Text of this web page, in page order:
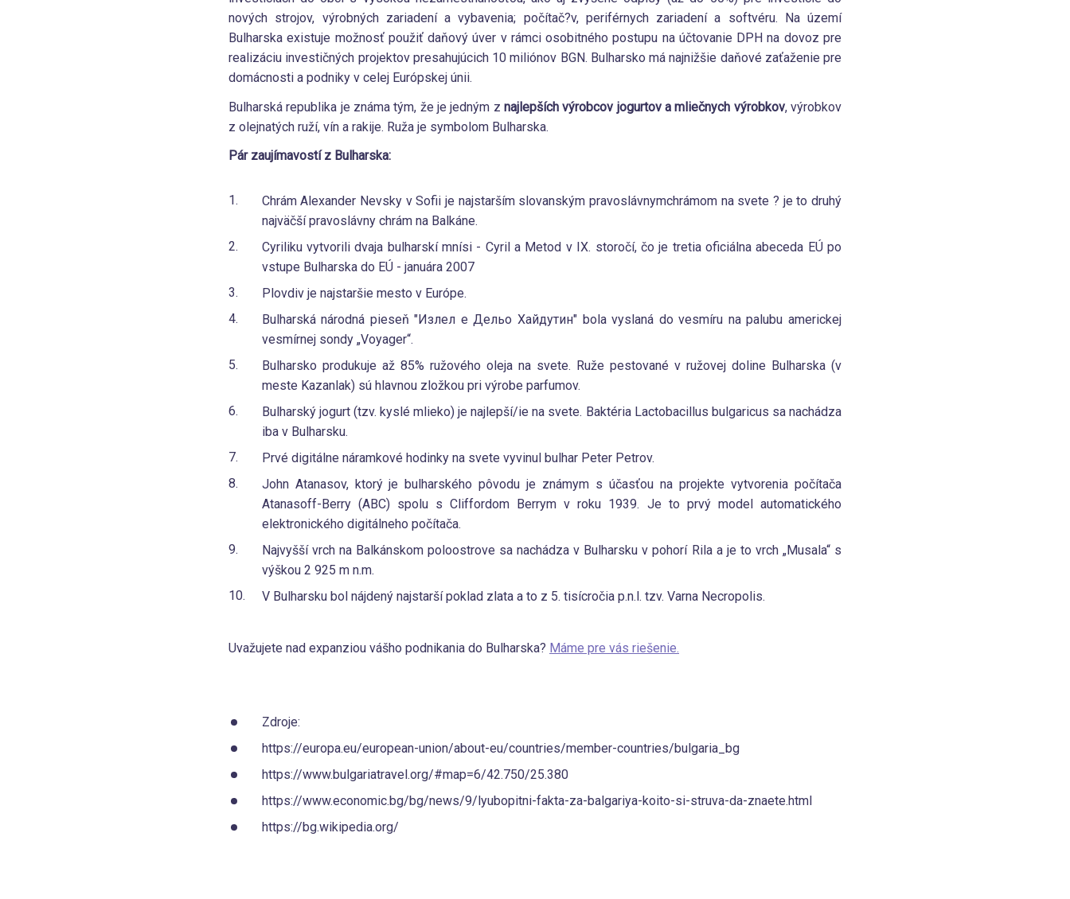
nových strojov, výrobných zariadení a vybavenia; počítač?v, periférnych zariadení a softvéru. Na území
Bulharska existuje možnosť použiť daňový úver v rámci osobitného postupu na účtovanie DPH na dovoz pre
realizáciu investičných projektov presahujúcich 10 miliónov BGN. Bulharsko má najnižšie daňové zaťaženie pre
domácnosti a podniky v celej Európskej únii.
Bulharská republika je známa tým, že je jedným z najlepších výrobcov jogurtov a mliečnych výrobkov, výrobkov
z olejnatých ruží, vín a rakije. Ruža je symbolom Bulharska.
Pár zaujímavostí z Bulharska:
Chrám Alexander Nevsky v Sofii je najstarším slovanským pravoslávnymchrámom na svete ? je to druhý
najväčší pravoslávny chrám na Balkáne.
Cyriliku vytvorili dvaja bulharskí mnísi - Cyril a Metod v IX. storočí, čo je tretia oficiálna abeceda EÚ po
vstupe Bulharska do EÚ - januára 2007
Plovdiv je najstaršie mesto v Európe.
Bulharská národná pieseň "Излел е Дельо Хайдутин" bola vyslaná do vesmíru na palubu americkej
vesmírnej sondy „Voyager“.
Bulharsko produkuje až 85% ružového oleja na svete. Ruže pestované v ružovej doline Bulharska (v
meste Kazanlak) sú hlavnou zložkou pri výrobe parfumov.
Bulharský jogurt (tzv. kyslé mlieko) je najlepší/ie na svete. Baktéria Lactobacillus bulgaricus sa nachádza
iba v Bulharsku.
Prvé digitálne náramkové hodinky na svete vyvinul bulhar Peter Petrov.
John Atanasov, ktorý je bulharského pôvodu je známym s účasťou na projekte vytvorenia počítača
Atanasoff-Berry (ABC) spolu s Cliffordom Berrym v roku 1939. Je to prvý model automatického
elektronického digitálneho počítača.
Najvyšší vrch na Balkánskom poloostrove sa nachádza v Bulharsku v pohorí Rila a je to vrch „Musala“ s
výškou 2 925 m n.m.
V Bulharsku bol nájdený najstarší poklad zlata a to z 5. tisícročia p.n.l. tzv. Varna Necropolis.
Uvažujete nad expanziou vášho podnikania do Bulharska? Máme pre vás riešenie.
Zdroje:
https://europa.eu/european-union/about-eu/countries/member-countries/bulgaria_bg
https://www.bulgariatravel.org/#map=6/42.750/25.380
https://www.economic.bg/bg/news/9/lyubopitni-fakta-za-balgariya-koito-si-struva-da-znaete.html
https://bg.wikipedia.org/